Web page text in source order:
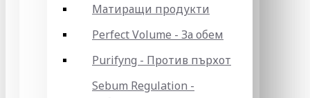
Матиращи продукти
Perfect Volume - За обем
Purifyng - Против пърхот
Sebum Regulation -